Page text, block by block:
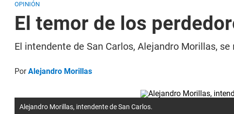
OPINIÓN
El temor de los
El intendente de San Carlos, Alejandro Morillas,
PorAlejandro Morillas
Alejandro Morillas, intendente de San Carlos.